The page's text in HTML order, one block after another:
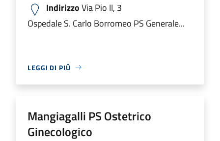
IndirizzoVia Pio II, 3
Ospedale S. Carlo Borromeo PS Generale...
LEGGI DI PIÙ
Mangiagalli PS Ostetrico
Ginecologico